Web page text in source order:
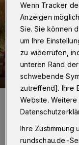
Wenn Tracker
Anzeigen
Sie. Sie können
um Ihre
zu widerrufen,
unteren Rand
schwebende
zutreffend]. Ihre
Website.
Ihre Zustimmung
rundschau.de-